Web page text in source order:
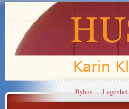
Byhus Lägenhet